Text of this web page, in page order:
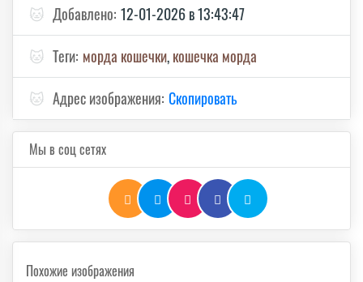
🐱 Добавлено: 12-01-2026 в 13:43:47
🐱 Теги: морда кошечки,кошечка морда
🐱 Адрес изображения: Скопировать
Мы в соц сетях
Похожие изображения